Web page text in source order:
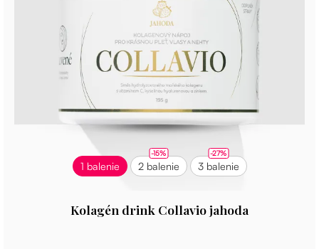
1 balenie 2 balenie
-15%
3 balenie
-27%
Kolagén drink Collavio jahoda